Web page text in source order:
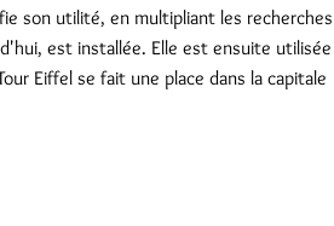
son utilité, en multipliant les recherches
est installée. Elle est ensuite utilisée
Eiffel se fait une place dans la capitale